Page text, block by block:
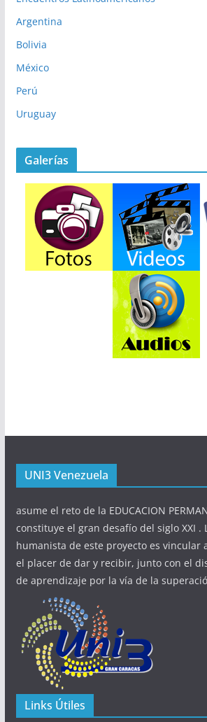
Argentina
Bolivia
México
Perú
Uruguay
Galerías
UNI3 Venezuela
asume el reto de la EDUCACION
constituye el gran desafío del siglo XXI .
humanista de este proyecto es vincular
el placer de dar y recibir, junto con el
de aprendizaje por la vía de la
Links Útiles